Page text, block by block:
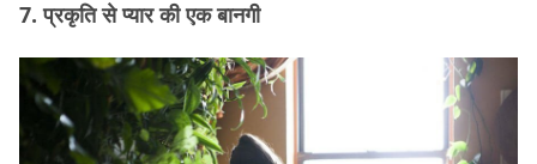
7. प्रकृति से प्यार की एक बानगी